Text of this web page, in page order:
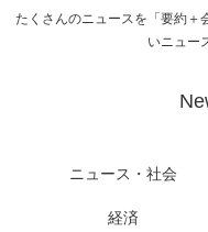
たくさんのニュースを「要約＋
いニュー
ニュース・社会
経済